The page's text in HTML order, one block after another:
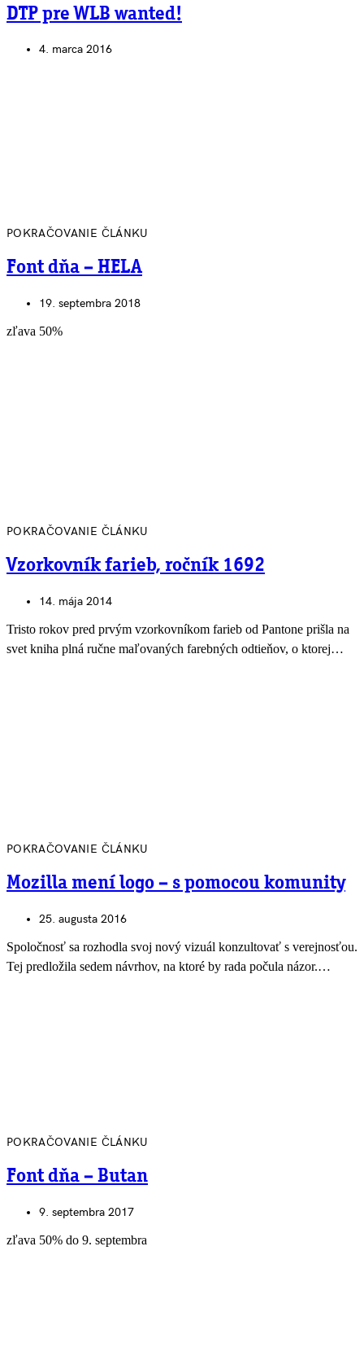
DTP pre WLB wanted!
4. marca 2016
POKRAČOVANIE ČLÁNKU
Font dňa – HELA
19. septembra 2018
zľava 50%
POKRAČOVANIE ČLÁNKU
Vzorkovník farieb, ročník 1692
14. mája 2014
Tristo rokov pred prvým vzorkovníkom farieb od Pantone prišla na
svet kniha plná ručne maľovaných farebných odtieňov, o ktorej…
POKRAČOVANIE ČLÁNKU
Mozilla mení logo – s pomocou komunity
25. augusta 2016
Spoločnosť sa rozhodla svoj nový vizuál konzultovať s verejnosťou.
Tej predložila sedem návrhov, na ktoré by rada počula názor.…
POKRAČOVANIE ČLÁNKU
Font dňa – Butan
9. septembra 2017
zľava 50% do 9. septembra